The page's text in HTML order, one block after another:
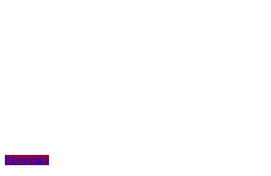
Ekonomika